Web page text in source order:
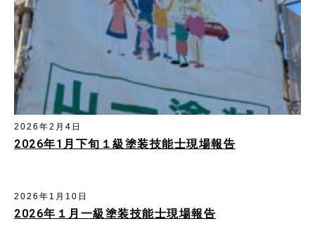
2026年1月下旬１級塗装技能士現場報告
2026年2月4日
2026年１月一級塗装技能士現場報告
2026年1月10日